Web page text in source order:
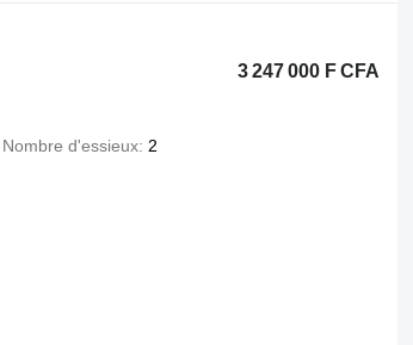
3 247 000 F CFA
Nombre d'essieux 2